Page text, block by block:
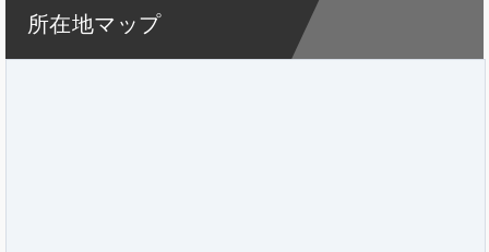
所在地マップ